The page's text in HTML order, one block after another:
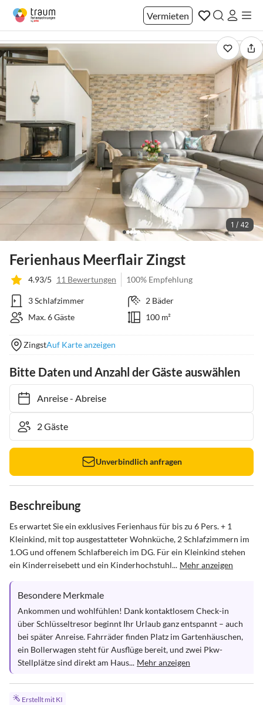
Vermieten
1 / 42
Ferienhaus Meerflair Zingst
4.93/5 11 Bewertungen 100% Empfehlung
3 Schlafzimmer
2 Bäder
Max. 6 Gäste
100 m²
ZingstAuf Karte anzeigen
Bitte Daten und Anzahl der Gäste auswählen
Anreise- Abreise
Unverbindlich anfragen
Beschreibung
Es erwartet Sie ein exklusives Ferienhaus für bis zu 6 Pers. + 1
Kleinkind, mit top ausgestatteter Wohnküche, 2 Schlafzimmern im
1.OG und offenem Schlafbereich im DG. Für ein Kleinkind stehen
ein Kinderreisebett und ein Kinderhochstuhl... Mehr anzeigen
Besondere Merkmale
Ankommen und wohlfühlen! Dank kontaktlosem Check-in
über Schlüsseltresor beginnt Ihr Urlaub ganz entspannt – auch
bei später Anreise. Fahrräder finden Platz im Gartenhäuschen,
ein Bollerwagen steht für Ausflüge bereit, und zwei Pkw-
Stellplätze sind direkt am Haus... Mehr anzeigen
Erstellt mit KI